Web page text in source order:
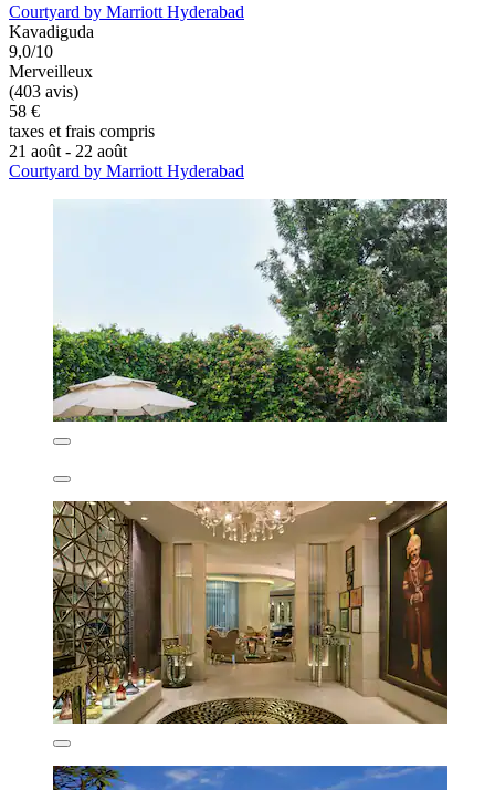
Courtyard by Marriott Hyderabad
Kavadiguda
9,0/10
Merveilleux
(403 avis)
58 €
taxes et frais compris
21 août - 22 août
Courtyard by Marriott Hyderabad